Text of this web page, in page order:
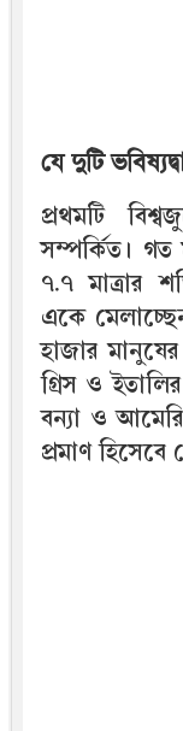
যে দুটি
প্রথমটি
সম্পর্কিত। গত
৭.৭ মাত্রার
একে
হাজার
গ্রিস ও
বন্যা ও
প্রমাণ হিসেবে